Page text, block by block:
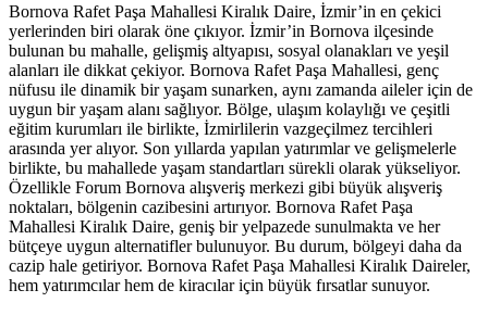
Bornova Rafet Paşa Mahallesi Kiralık Daire, İzmir’in en çekici
yerlerinden biri olarak öne çıkıyor. İzmir’in Bornova ilçesinde
bulunan bu mahalle, gelişmiş altyapısı, sosyal olanakları ve yeşil
alanları ile dikkat çekiyor. Bornova Rafet Paşa Mahallesi, genç
nüfusu ile dinamik bir yaşam sunarken, aynı zamanda aileler için de
uygun bir yaşam alanı sağlıyor. Bölge, ulaşım kolaylığı ve çeşitli
eğitim kurumları ile birlikte, İzmirlilerin vazgeçilmez tercihleri
arasında yer alıyor. Son yıllarda yapılan yatırımlar ve gelişmelerle
birlikte, bu mahallede yaşam standartları sürekli olarak yükseliyor.
Özellikle Forum Bornova alışveriş merkezi gibi büyük alışveriş
noktaları, bölgenin cazibesini artırıyor. Bornova Rafet Paşa
Mahallesi Kiralık Daire, geniş bir yelpazede sunulmakta ve her
bütçeye uygun alternatifler bulunuyor. Bu durum, bölgeyi daha da
cazip hale getiriyor. Bornova Rafet Paşa Mahallesi Kiralık Daireler,
hem yatırımcılar hem de kiracılar için büyük fırsatlar sunuyor.